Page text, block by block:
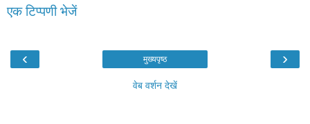
एक टिप्पणी भेजें
‹ ›
मुख्यपृष्ठ
वेब वर्शन देखें